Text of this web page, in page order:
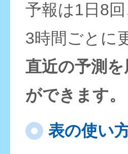
予報は1日8
3時間ごとに
直近の予測
ができます。
表の使い